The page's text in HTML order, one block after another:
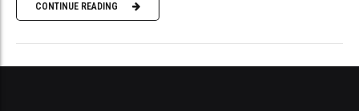
CONTINUE READING